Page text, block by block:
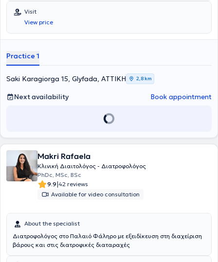
Visit
View price
Practice 1
Saki Karagiorga 15, Glyfada, ΑΤΤΙΚΗ 2,8 km
Next availability Book appointment
Makri Rafaela
Κλινική Διαιτολόγος - Διατροφολόγος
PhDc, MSc, BSc
9.9|42 reviews
Available for video consultation
About the specialist
Διατροφολόγος στο Παλαιό Φάληρο με εξειδίκευση στη διαχείριση
βάρους και στις διατροφικές διαταραχές